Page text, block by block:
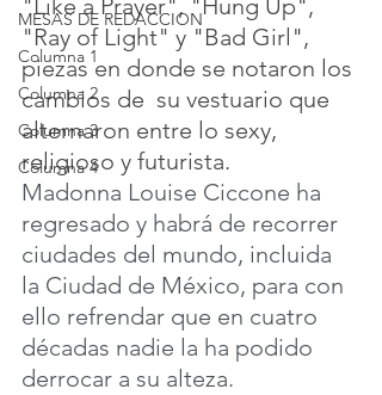
MESAS DE REDACCION
Columna 1
Columna 2
Columna 3
Columna 4
"Like a Prayer", "Hung Up",
"Ray of Light" y "Bad Girl",
piezas en donde se notaron los
cambios de  su vestuario que
alternaron entre lo sexy,
religioso y futurista.
Madonna Louise Ciccone​ ha
regresado y habrá de recorrer
ciudades del mundo, incluida
la Ciudad de México, para con
ello refrendar que en cuatro
décadas nadie la ha podido
derrocar a su alteza.